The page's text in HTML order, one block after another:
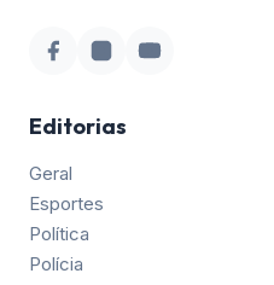
Editorias
Geral
Esportes
Política
Polícia